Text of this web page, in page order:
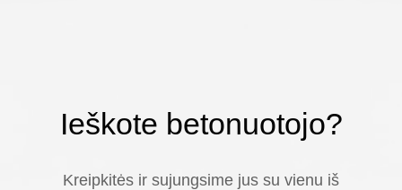
Ieškote betonuotojo?
Kreipkitės ir sujungsime jus su vienu iš